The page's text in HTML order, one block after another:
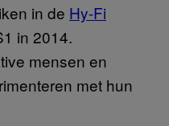
in de Hy-Fi
in 2014.
mensen en
met hun